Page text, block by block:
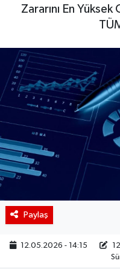
Zararını En
Paylaş
12.05.2026 - 14:15
BIST 100 Isı
Coin Isı Haritası
Ekonomik Takvim
Kiripto Para
Gizlilik
Hakkımızda
İletişim